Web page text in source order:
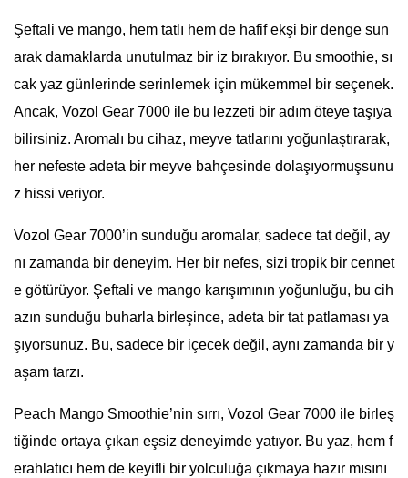
Şeftali ve mango, hem tatlı hem de hafif ekşi bir denge sun
arak damaklarda unutulmaz bir iz bırakıyor. Bu smoothie, sı
cak yaz günlerinde serinlemek için mükemmel bir seçenek.
Ancak, Vozol Gear 7000 ile bu lezzeti bir adım öteye taşıya
bilirsiniz. Aromalı bu cihaz, meyve tatlarını yoğunlaştırarak,
her nefeste adeta bir meyve bahçesinde dolaşıyormuşsunu
z hissi veriyor.
Vozol Gear 7000’in sunduğu aromalar, sadece tat değil, ay
nı zamanda bir deneyim. Her bir nefes, sizi tropik bir cennet
e götürüyor. Şeftali ve mango karışımının yoğunluğu, bu cih
azın sunduğu buharla birleşince, adeta bir tat patlaması ya
şıyorsunuz. Bu, sadece bir içecek değil, aynı zamanda bir y
aşam tarzı.
Peach Mango Smoothie’nin sırrı, Vozol Gear 7000 ile birleş
tiğinde ortaya çıkan eşsiz deneyimde yatıyor. Bu yaz, hem f
erahlatıcı hem de keyifli bir yolculuğa çıkmaya hazır mısını